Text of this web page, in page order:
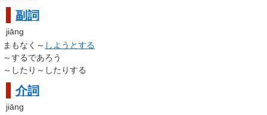
副詞
jiāng
まもなく～ しようとする
～するであろう
～したり～したりする
介詞
jiāng